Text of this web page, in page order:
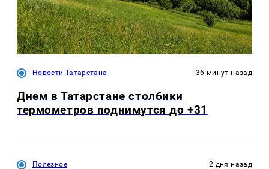
Новости Татарстана 36 минут назад
Днем в Татарстане столбики
термометров поднимутся до +31
Полезное 2 дня назад